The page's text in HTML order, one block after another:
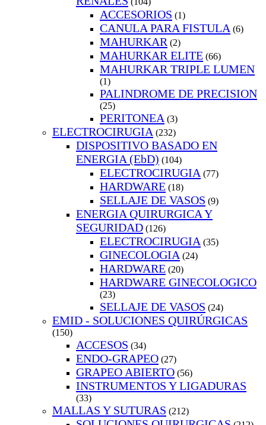
ACCESORIOS (1)
CANULA PARA FISTULA (6)
MAHURKAR (2)
MAHURKAR ELITE (66)
MAHURKAR TRIPLE LUMEN
(1)
PALINDROME DE PRECISION
(25)
PERITONEA (3)
ELECTROCIRUGIA (232)
DISPOSITIVO BASADO EN
ENERGIA (EbD) (104)
ELECTROCIRUGIA (77)
HARDWARE (18)
SELLAJE DE VASOS (9)
ENERGIA QUIRURGICA Y
SEGURIDAD (126)
ELECTROCIRUGIA (35)
GINECOLOGIA (24)
HARDWARE (20)
HARDWARE GINECOLOGICO
(23)
SELLAJE DE VASOS (24)
EMID - SOLUCIONES QUIRÚRGICAS
(150)
ACCESOS (34)
ENDO-GRAPEO (27)
GRAPEO ABIERTO (56)
INSTRUMENTOS Y LIGADURAS
(33)
MALLAS Y SUTURAS (212)